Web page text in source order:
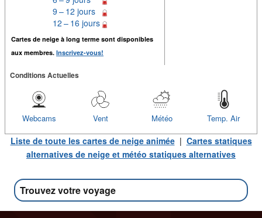
9 – 12 jours
12 – 16 jours
Cartes de neige à long terme sont disponibles
aux membres. Inscrivez-vous!
Conditions Actuelles
Temp. Air
Météo
Vent
Webcams
Liste de toute les cartes de neige animée| Cartes statiques
alternatives de neige et météo statiques alternatives
Trouvez votre voyage